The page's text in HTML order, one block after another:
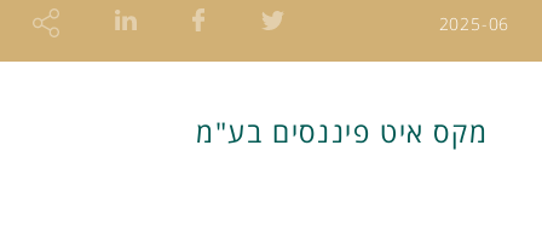
2025-06
מקס איט פיננסים בע"מ